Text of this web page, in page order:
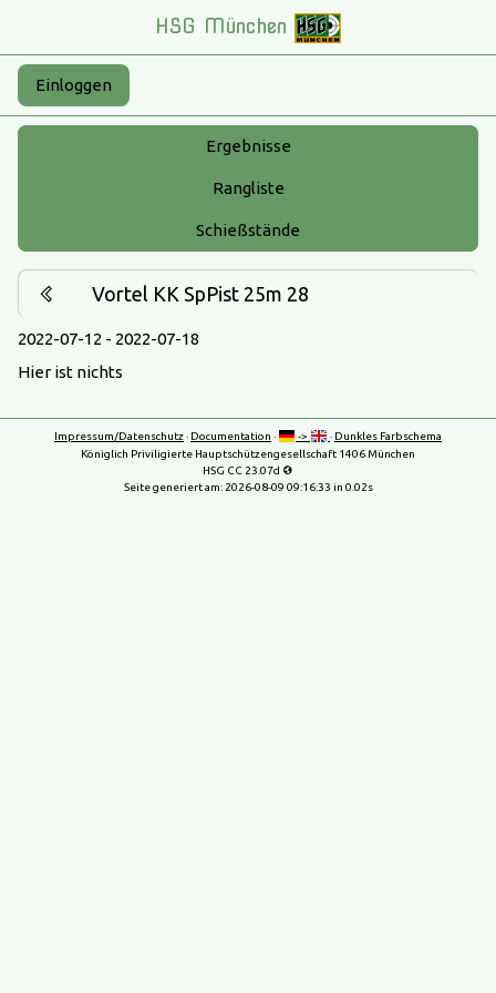
HSG München
Einloggen
Ergebnisse
Rangliste
Schießstände
Vortel KK SpPist 25m 28
2022-07-12 - 2022-07-18
Hier ist nichts
Impressum/Datenschutz· Documentation · -> · Dunkles Farbschema
Königlich Priviligierte Hauptschützengesellschaft 1406 München
HSG CC 23.07d
Seite generiert am: 2026-08-09 09:16:33 in 0.02s